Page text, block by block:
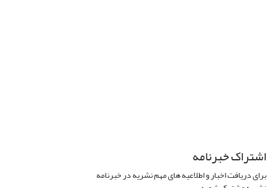
اشتراک خبرنامه
برای دریافت اخبار و اطلاعیه های مهم نشریه در خبرنامه